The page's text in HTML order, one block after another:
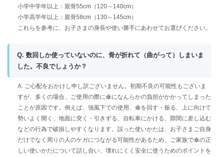
小学中学年以上：親骨55cm（120～140cm）
小学高学年以上：親骨58cm（130～145cm）
これらを参考に、お子さまの身長や使い勝手にあわせてお選びください。
Q. 数回しか使っていないのに、骨が折れて（曲がって）しまいま
した。不良でしょうか？
A. ご心配をおかけし申し訳ございません。初期不良の可能性もございま
すが、多くの場合、ご使用の際に傘になんらかの負担がかかってしまった
ことが原因です。例えば、強風下での使用、傘を回す・振る、上に向けて
勢いよく開く、地面に突く・引きずる、自転車にかける、隙間に差し込む
などの行為で破損しやすくなります。誤った使いかたは、お子さまご自身
だけでなく周りの人のケガにつながる可能性があるため、ご家族で傘の正
しい使いかたについて話し合い、壊れにくく安全に使うためのポイントを